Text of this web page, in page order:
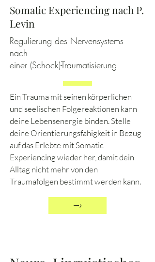
Somatic Experiencing nach P.
Levin
Regulierung des Nervensystems
nach
einer (Schock)-Traumatisierung
Ein Trauma mit seinen körperlichen
und seelischen Folgereaktionen kann
deine Lebensenergie binden. Stelle
deine Orientierungsfähigkeit in Bezug
auf das Erlebte mit Somatic
Experiencing wieder her, damit dein
Alltag nicht mehr von den
Traumafolgen bestimmt werden kann.
–›